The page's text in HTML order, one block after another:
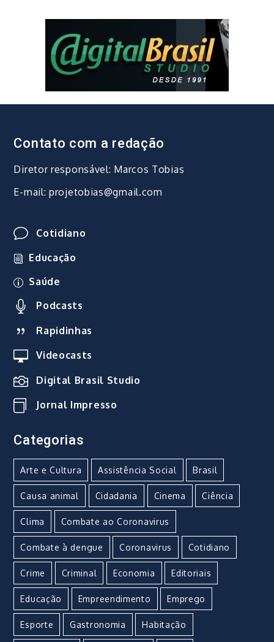
Contato com a redação
Diretor responsável: Marcos Tobias
E-mail: projetobias@gmail.com
Cotidiano
Educação
Saúde
Podcasts
Rapidinhas
Videocasts
Digital Brasil Studio
Jornal Impresso
Categorias
Arte e Cultura Assistência Social Brasil
Causa animal Cidadania Cinema Ciência
Clima Combate ao Coronavirus
Combate à dengue Coronavirus Cotidiano
Crime Criminal Economia Editoriais
Educação Empreendimento Emprego
Esporte Gastronomia Habitação